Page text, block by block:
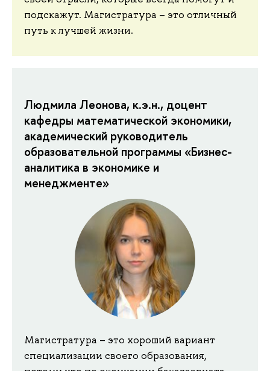
подскажут. Магистратура – это отличный
путь к лучшей жизни.
Людмила Леонова, к.э.н., доцент
кафедры математической экономики,
академический руководитель
образовательной программы «Бизнес-
аналитика в экономике и
менеджменте»
Магистратура – это хороший вариант
специализации своего образования,